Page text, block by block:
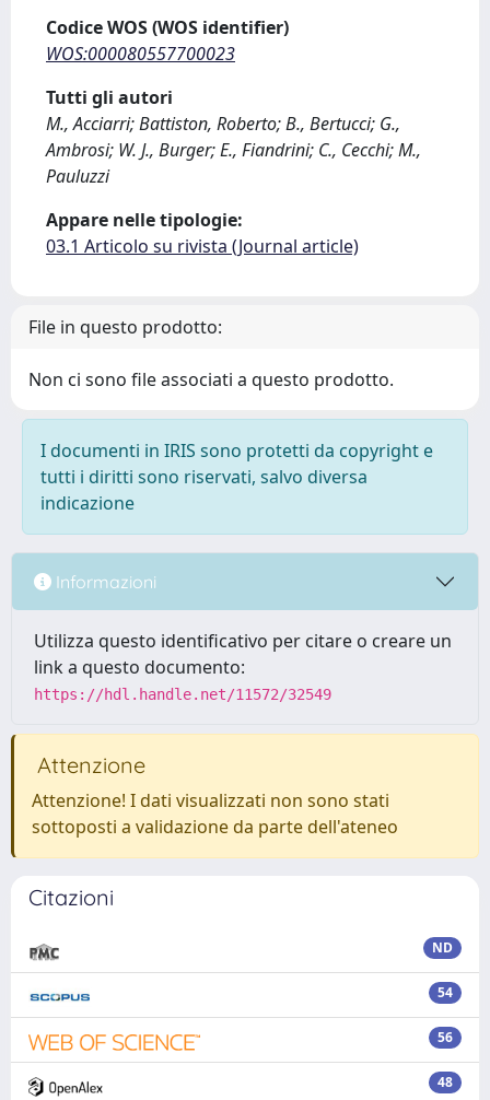
Codice WOS (WOS identifier)
WOS:000080557700023
Tutti gli autori
M., Acciarri; Battiston, Roberto; B., Bertucci; G.,
Ambrosi; W. J., Burger; E., Fiandrini; C., Cecchi; M.,
Pauluzzi
Appare nelle tipologie:
03.1 Articolo su rivista (Journal article)
File in questo prodotto:
Non ci sono file associati a questo prodotto.
I documenti in IRIS sono protetti da copyright e
tutti i diritti sono riservati, salvo diversa
indicazione
Informazioni
Utilizza questo identificativo per citare o creare un
link a questo documento:
https://hdl.handle.net/11572/32549
Attenzione
Attenzione! I dati visualizzati non sono stati
sottoposti a validazione da parte dell'ateneo
Citazioni
ND
54
56
48